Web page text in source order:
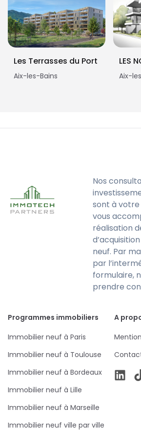
Les Terrasses du Port
Aix-les-Bains Aix-
Nos
sont à
vous
réalisation
neuf. Par
par
formulaire,
prendre
Programmes immobiliers
Immobilier neuf à Paris
Immobilier neuf à Toulouse
Immobilier neuf à Bordeaux
Immobilier neuf à Lille
Immobilier neuf à Marseille
Immobilier neuf ville par ville
A